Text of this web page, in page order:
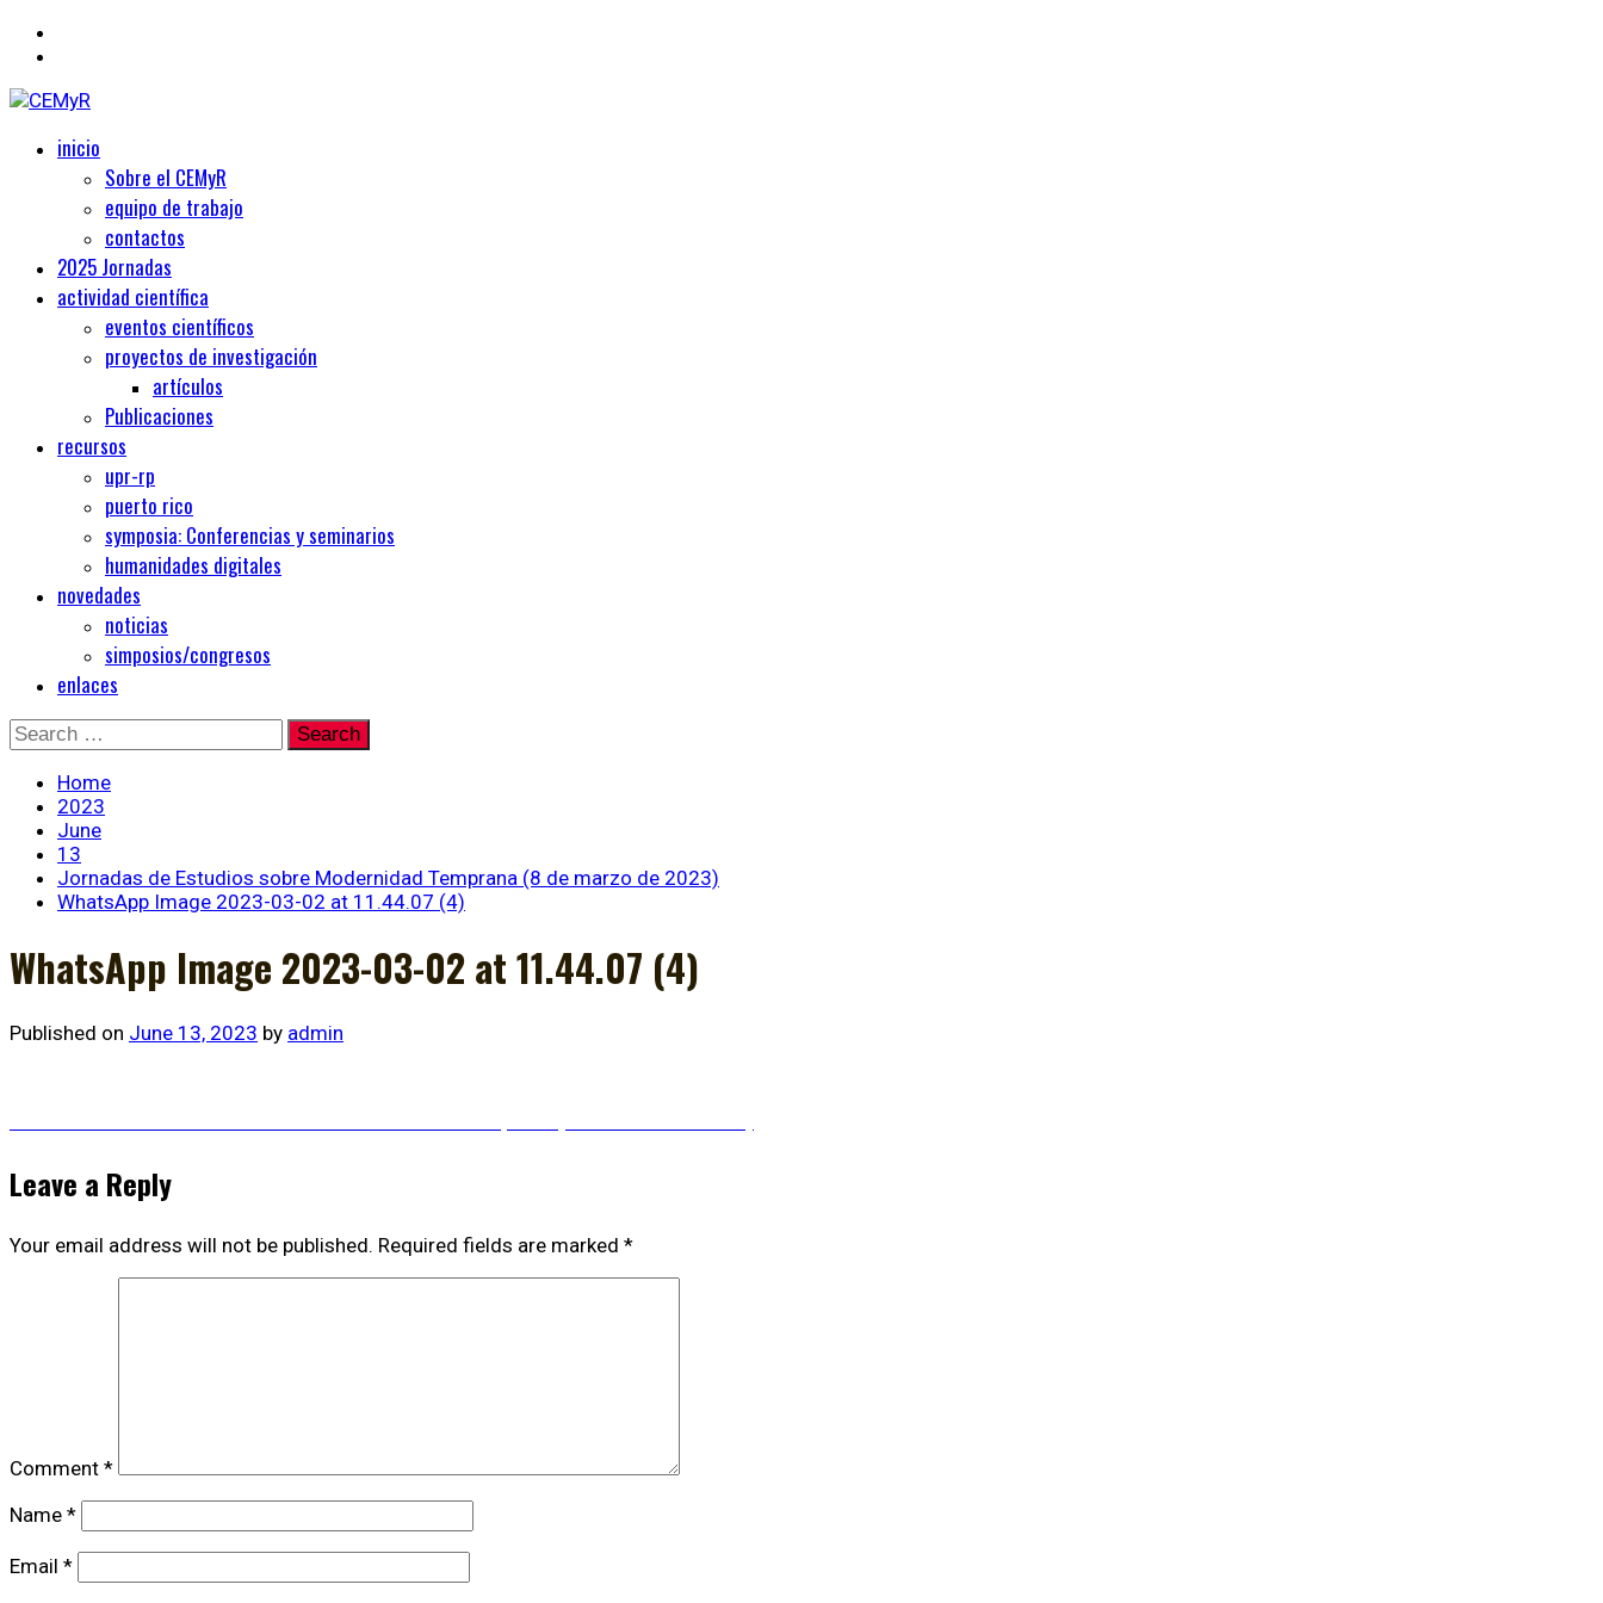
CEMyR
Centro de Estudios Medievales y Renacentistas
Primaryinicio
Sobre el CEMyR
equipo de trabajo
contactos
2025 Jornadas
actividad científica
eventos científicos
proyectos de investigación
artículos
Publicaciones
recursos
upr-rp
puerto rico
symposia: Conferencias y seminarios
humanidades digitales
novedades
noticias
simposios/congresos
enlaces
Skip
to
content
Search
for:
Home
2023
June
13
Jornadas de Estudios sobre Modernidad Temprana (8 de marzo de 2023)
WhatsApp Image 2023-03-02 at 11.44.07 (4)
WhatsApp Image 2023-03-02 at 11.44.07 (4)
Published on June 13, 2023 by admin
Post
navigation
Leave a Reply
Your email address will not be published. Required fields are marked *
Comment *
Name *
Email *